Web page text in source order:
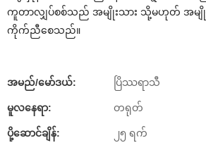
ကူတာလျှပ်စစ်သည် အမျိုးသား သို့မဟုတ် အမျိုးသ
ကိုက်ညီစေသည်။
အမည်/မော်ဒယ်: ပြိဿရာသီ
မူလနေရာ: တရုတ်
ပို့ဆောင်ချိန်: ၂၅ ရက်